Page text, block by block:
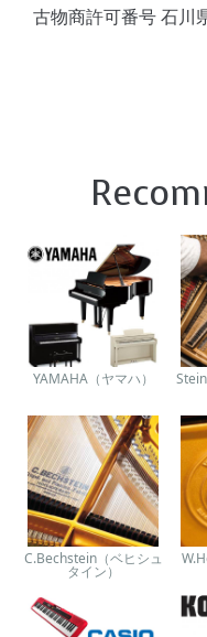
古物商許可番号 石川
YAMAHA（ヤマハ）
C.Bechstein（ベヒシュ
タイン）